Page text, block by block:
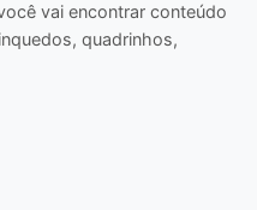
vai encontrar conteúdo
quadrinhos,